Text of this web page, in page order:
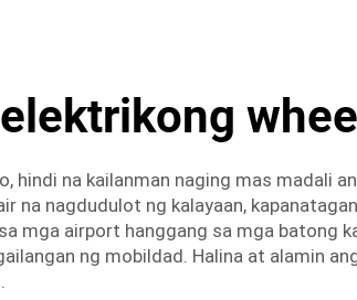
na kailanman naging mas madali
nagdudulot ng kalayaan,
mga airport hanggang sa mga batong
ng mobildad. Halina at alamin